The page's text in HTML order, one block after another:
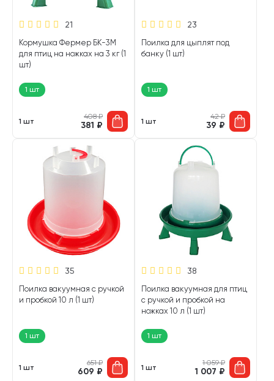
21
Кормушка Фермер БК-3М
для птиц на ножках на 3 кг (1
шт)
1 шт
1 шт
408₽
381 ₽
23
Поилка для цыплят под
банку (1 шт)
1 шт
1 шт
42₽
39 ₽
35
Поилка вакуумная с ручкой
и пробкой 10 л (1 шт)
1 шт
1 шт
651₽
609 ₽
38
Поилка вакуумная для птиц
с ручкой и пробкой на
ножках 10 л (1 шт)
1 шт
1 шт
1 059₽
1 007 ₽